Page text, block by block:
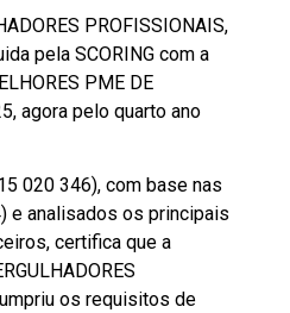
PROFISSIONAIS,
pela SCORING com a
PME DE
agora pelo quarto ano
020 346), com base nas
e analisados os principais
certifica que a
os requisitos de